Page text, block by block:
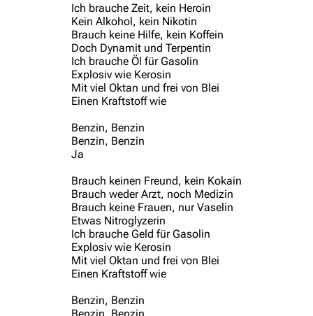
Ich brauche Zeit, kein Heroin
Kein Alkohol, kein Nikotin
Brauch keine Hilfe, kein Koffein
Doch Dynamit und Terpentin
Ich brauche Öl für Gasolin
Explosiv wie Kerosin
Mit viel Oktan und frei von Blei
Einen Kraftstoff wie
Benzin, Benzin
Benzin, Benzin
Ja
Brauch keinen Freund, kein Kokain
Brauch weder Arzt, noch Medizin
Brauch keine Frauen, nur Vaselin
Etwas Nitroglyzerin
Ich brauche Geld für Gasolin
Explosiv wie Kerosin
Mit viel Oktan und frei von Blei
Einen Kraftstoff wie
Benzin, Benzin
Benzin, Benzin